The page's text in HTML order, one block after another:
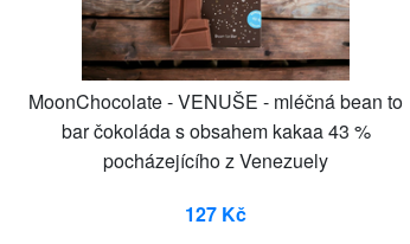
MoonChocolate - VENUŠE - mléčná bean to
bar čokoláda s obsahem kakaa 43 %
pocházejícího z Venezuely
127 Kč